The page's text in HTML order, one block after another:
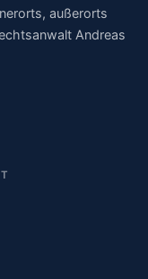
außerorts
Andreas